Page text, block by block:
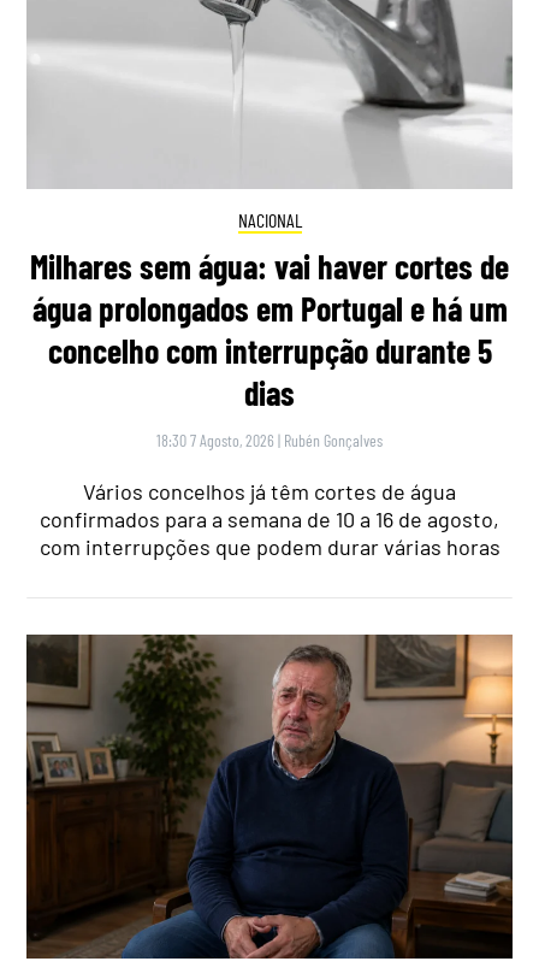
NACIONAL
Milhares sem água: vai haver cortes de
água prolongados em Portugal e há um
concelho com interrupção durante 5
dias
18:30 7 Agosto, 2026 | Rubén Gonçalves
Vários concelhos já têm cortes de água
confirmados para a semana de 10 a 16 de agosto,
com interrupções que podem durar várias horas